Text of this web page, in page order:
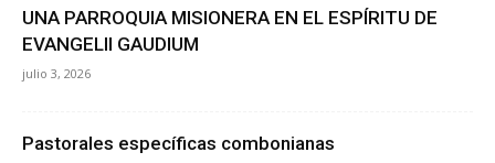
UNA PARROQUIA MISIONERA EN EL ESPÍRITU DE
EVANGELII GAUDIUM
julio 3, 2026
Pastorales específicas combonianas